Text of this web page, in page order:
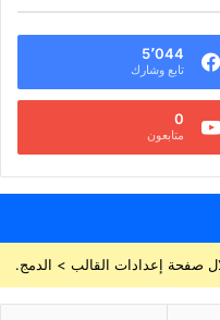
5٬044
تابع وشارك
0
متابعون